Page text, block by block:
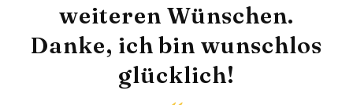
weiteren Wünschen.
Danke, ich bin wunschlos
glücklich!